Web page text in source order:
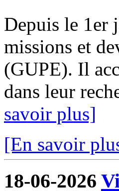
Depuis le 1er
missions et
(GUPE). Il
dans leur
savoir plus]
[En savoir
18-06-2026